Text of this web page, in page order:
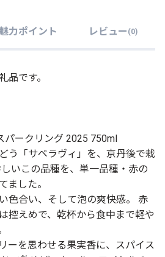
力ポイント レビュー (0)
品です。
パークリング 2025 750ml
う「サペラヴィ」を、京丹後で栽
いこの品種を、単一品種・赤の
ました。
色合い、そして泡の爽快感。 赤
控えめで、乾杯から食中まで軽や
ーを思わせる果実香に、スパイス